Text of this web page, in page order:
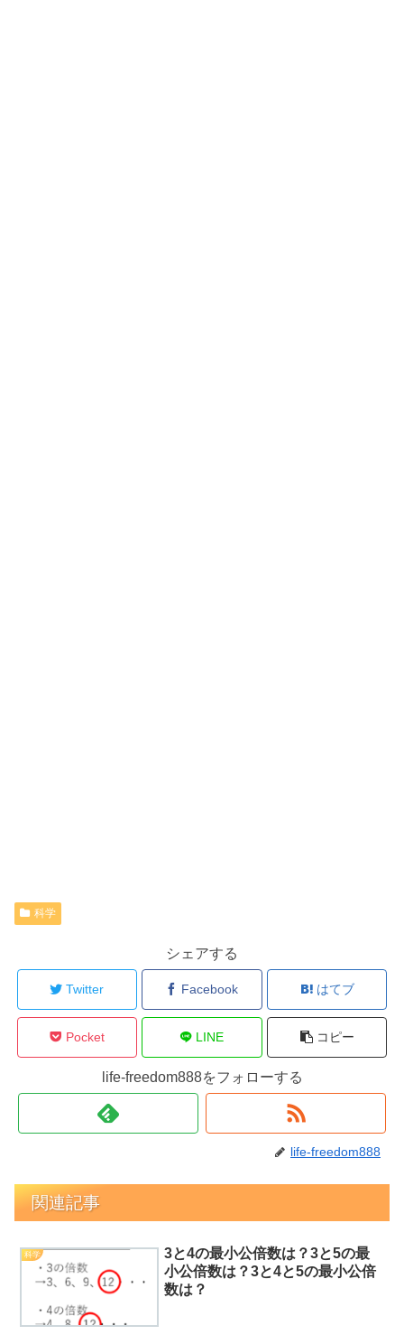
科学
シェアする
Twitter Facebook はてブ
Pocket LINE コピー
life-freedom888をフォローする
life-freedom888
関連記事
科学
3と4の最小公倍数は？3と5の最
小公倍数は？3と4と5の最小公倍
数は？